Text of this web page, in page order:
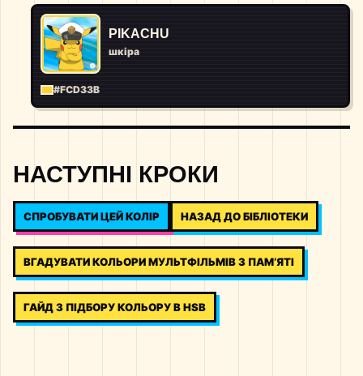
PIKACHU
шкіра
#FCD33B
НАСТУПНІ КРОКИ
СПРОБУВАТИ ЦЕЙ КОЛІР НАЗАД ДО БІБЛІОТЕКИ
ВГАДУВАТИ КОЛЬОРИ МУЛЬТФІЛЬМІВ З ПАМ’ЯТІ
ГАЙД З ПІДБОРУ КОЛЬОРУ В HSB